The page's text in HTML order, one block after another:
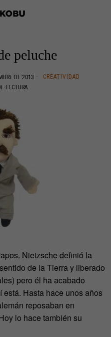
peluche
DE 2013
CREATIVIDAD
LECTURA
Nietzsche definió la
de la Tierra y liberado
pero él ha acabado
Hasta hace unos años
reposaban en
lo hace también su